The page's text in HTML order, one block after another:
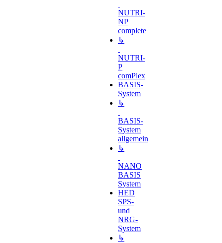
NUTRI-
NP
complete
↳
NUTRI-
P
comPlex
BASIS-
System
↳
BASIS-
System
allgemein
↳
NANO
BASIS
System
HED
SPS-
und
NRG-
System
↳